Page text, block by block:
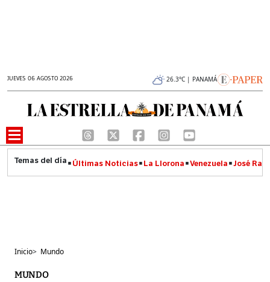
JUEVES 06 AGOSTO 2026 26.3°C | PANAMÁ
Últimas Noticias La Llorona Venezuela José
Inicio> Mundo
MUNDO